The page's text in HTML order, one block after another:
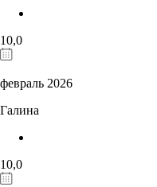
10,0
февраль 2026
Галина
10,0